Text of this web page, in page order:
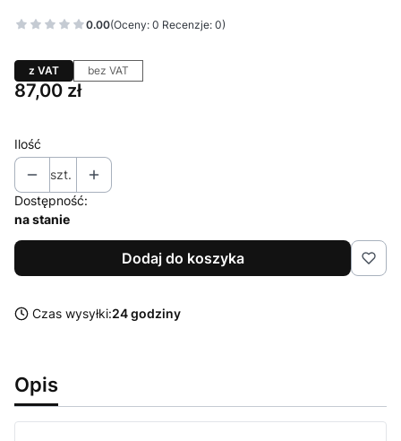
0.00(Oceny: 0 Recenzje: 0)
z VAT bez VAT
Cena
87,00 zł
Ilość
szt.
Dostępność:
na stanie
Dodaj do koszyka
Czas wysyłki:24 godziny
Opis